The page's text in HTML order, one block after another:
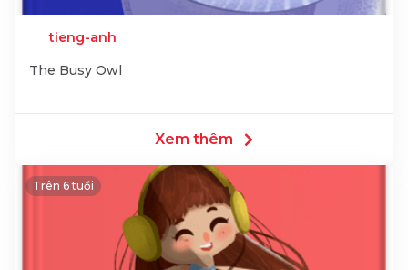
tieng-anh
The Busy Owl
Xem thêm
Trên 6 tuổi